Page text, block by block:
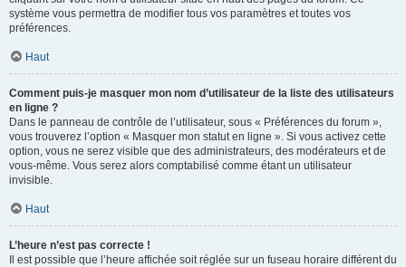
système vous permettra de modifier tous vos paramètres et toutes vos
préférences.
Haut
Comment puis-je masquer mon nom d’utilisateur de la liste des utilisateurs
en ligne ?
Dans le panneau de contrôle de l’utilisateur, sous « Préférences du forum »,
vous trouverez l’option « Masquer mon statut en ligne ». Si vous activez cette
option, vous ne serez visible que des administrateurs, des modérateurs et de
vous-même. Vous serez alors comptabilisé comme étant un utilisateur
invisible.
Haut
L’heure n’est pas correcte !
Il est possible que l’heure affichée soit réglée sur un fuseau horaire différent du